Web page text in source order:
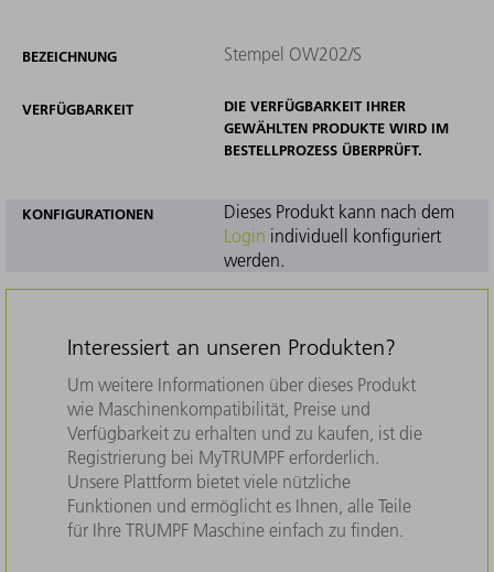
BEZEICHNUNG Stempel OW202/S
VERFÜGBARKEIT
DIE VERFÜGBARKEIT IHRER
GEWÄHLTEN PRODUKTE WIRD IM
BESTELLPROZESS ÜBERPRÜFT.
KONFIGURATIONEN
Dieses Produkt kann nach dem
Login individuell konfiguriert
werden.
Interessiert an unseren Produkten?
Um weitere Informationen über dieses Produkt
wie Maschinenkompatibilität, Preise und
Verfügbarkeit zu erhalten und zu kaufen, ist die
Registrierung bei MyTRUMPF erforderlich.
Unsere Plattform bietet viele nützliche
Funktionen und ermöglicht es Ihnen, alle Teile
für Ihre TRUMPF Maschine einfach zu finden.